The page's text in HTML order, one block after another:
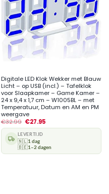
Digitale LED Klok Wekker met Blauw
Licht – op USB (incl.) – Tafelklok
voor Slaapkamer – Game Kamer –
24 x 9,4 x 1,7 cm – W1005BL – met
Temperatuur, Datum en AM en PM
weergave
€32.99 €27.95
LEVERTIJD
🇳🇱1 dag
🇧🇪1–2 dagen